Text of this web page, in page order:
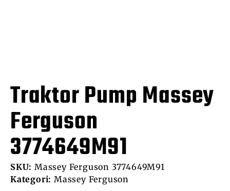
Traktor Pump Massey
Ferguson
3774649M91
SKU: Massey Ferguson 3774649M91
Kategori: Massey Ferguson